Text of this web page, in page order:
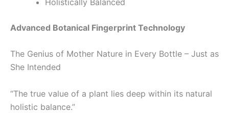
Advanced Botanical Fingerprint Technology
The Genius of Mother Nature in Every Bottle – Just as
She Intended
“The true value of a plant lies deep within its natural
holistic balance.”